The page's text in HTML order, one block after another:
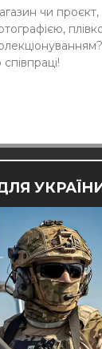
чи проєкт,